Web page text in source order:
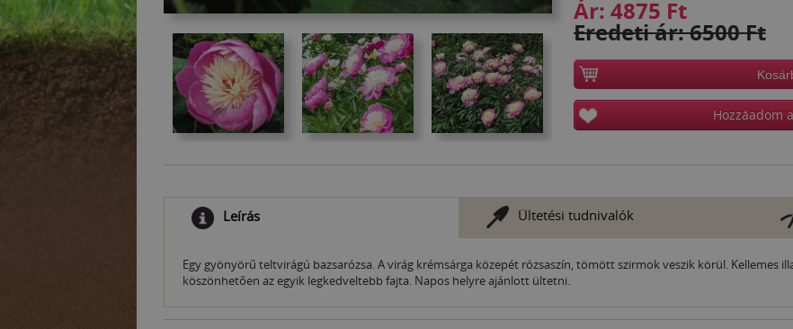
Ár: 4875 Ft
Eredeti ár: 6500 Ft
Hozzáadom
Leírás Ültetési tudnivalók
Egy gyönyörű teltvirágú bazsarózsa. A virág krémsárga közepét rózsaszín, tömött szirmok veszik körül. Kellemes
köszönhetően az egyik legkedveltebb fajta. Napos helyre ajánlott ültetni.